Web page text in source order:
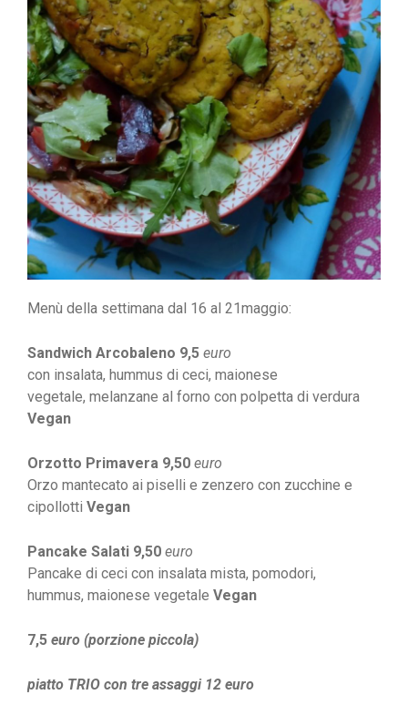
Menù della settimana dal 16 al 21maggio:
Sandwich Arcobaleno 9,5 euro
con insalata, hummus di ceci, maionese
vegetale, melanzane al forno con polpetta di verdura
Vegan
Orzotto Primavera 9,50 euro
Orzo mantecato ai piselli e zenzero con zucchine e
cipollotti Vegan
Pancake Salati 9,50 euro
Pancake di ceci con insalata mista, pomodori,
hummus, maionese vegetale Vegan
7,5 euro (porzione piccola)
piatto TRIO con tre assaggi 12 euro